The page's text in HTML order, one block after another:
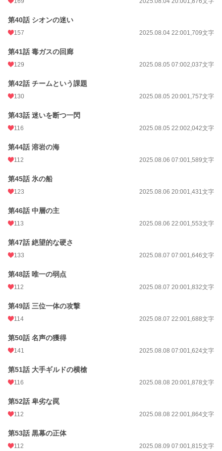
第40話 シオンの迷い
157 2025.08.04 22:001,709文字
第41話 毒ガスの回廊
129 2025.08.05 07:002,037文字
第42話 チームという課題
130 2025.08.05 20:001,757文字
第43話 迷いを断つ一閃
116 2025.08.05 22:002,042文字
第44話 溶岩の海
112 2025.08.06 07:001,589文字
第45話 氷の船
123 2025.08.06 20:001,431文字
第46話 中層の主
113 2025.08.06 22:001,553文字
第47話 絶望的な硬さ
133 2025.08.07 07:001,646文字
第48話 唯一の弱点
112 2025.08.07 20:001,832文字
第49話 三位一体の攻撃
114 2025.08.07 22:001,688文字
第50話 名声の獲得
141 2025.08.08 07:001,624文字
第51話 大手ギルドの横槍
116 2025.08.08 20:001,878文字
第52話 卑劣な罠
112 2025.08.08 22:001,864文字
第53話 黒幕の正体
112 2025.08.09 07:001,815文字